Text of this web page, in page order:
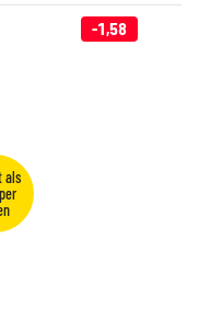
-1,58